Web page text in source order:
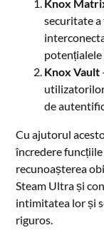
Knox
securitate
Knox Vault
de
Cu ajutorul
încredere
recunoașterea
Steam Ultra și
intimitatea lor și
riguros.